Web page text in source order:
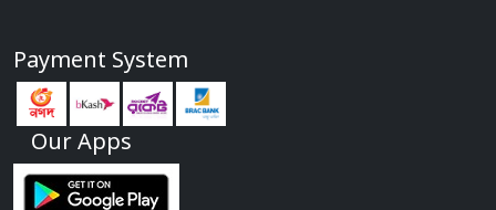
Payment System
Our Apps